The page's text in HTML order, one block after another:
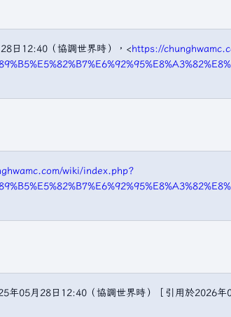
日12:40（協調世界時），<https://
wiki/index.php?
05月28日12:40（協調世界時）［引用於2026年